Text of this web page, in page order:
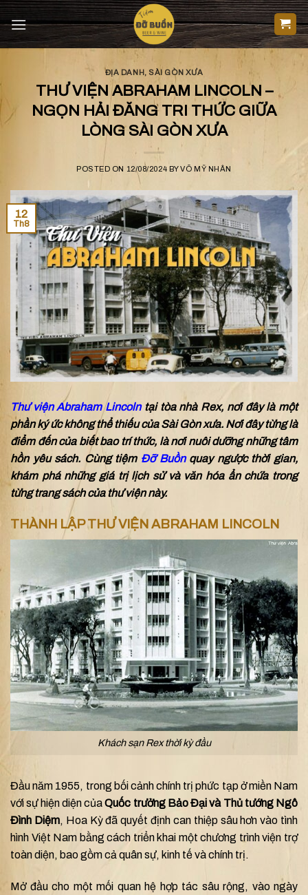
Skip
to
content
ĐỊA DANH, SÀI GÒN XƯA
THƯ VIỆN ABRAHAM LINCOLN –
NGỌN HẢI ĐĂNG TRI THỨC GIỮA
LÒNG SÀI GÒN XƯA
POSTED ON 12/08/2024 BYVÕ MỸ NHÂN
12
Th8
Thư viện Abraham Lincolntại tòa nhà Rex, nơi đây là một
phần ký ức không thể thiếu của Sài Gòn xưa. Nơi đây từng là
điểm đến của biết bao trí thức, là nơi nuôi dưỡng những tâm
hồn yêu sách. Cùng tiệm Đỡ Buồnquay ngược thời gian,
khám phá những giá trị lịch sử và văn hóa ẩn chứa trong
từng trang sách của thư viện này.
THÀNH LẬP THƯ VIỆN ABRAHAM LINCOLN
Khách sạn Rex thời kỳ đầu
Đầu năm 1955, trong bối cảnh chính trị phức tạp ở miền Nam
với sự hiện diện củaQuốc trưởng Bảo Đại và Thủ tướng Ngô
Đình Diệm, Hoa Kỳ đã quyết định can thiệp sâu hơn vào tình
hình Việt Nam bằng cách triển khai một chương trình viện trợ
toàn diện, bao gồm cả quân sự, kinh tế và chính trị.
Mở đầu cho một mối quan hệ hợp tác sâu rộng, vào ngày